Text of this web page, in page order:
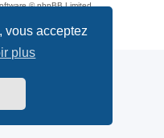
vous acceptez
plus
© phpBB Limited